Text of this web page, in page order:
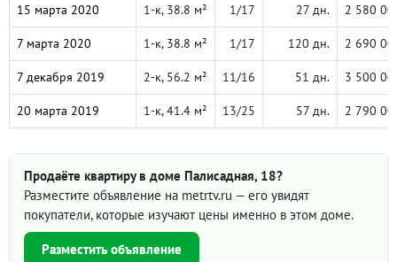
15 марта 2020 1-к, 38.8 м² 1/17 27 дн. 2 580
7 марта 2020 1-к, 38.8 м² 1/17 120 дн. 2 690
7 декабря 2019 2-к, 56.2 м² 11/16 51 дн. 3 500
20 марта 2019 1-к, 41.4 м² 13/25 57 дн. 2 790
Продаёте квартиру в доме Палисадная, 18?
Разместите объявление на metrtv.ru — его увидят
покупатели, которые изучают цены именно в этом доме.
Разместить объявление